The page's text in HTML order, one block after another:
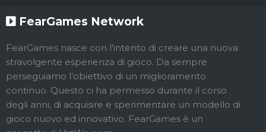
FearGames Network
FearGames nasce con l'intento di creare una nuova
stravolgente esperienza di gioco. Da sempre
perseguiamo l’obiettivo di un miglioramento
continuo. Questo ci ha permesso durante il corso
degli anni, di acquisire e sperimentare un modello di
gioco nuovo ed innovativo. FearGames è un